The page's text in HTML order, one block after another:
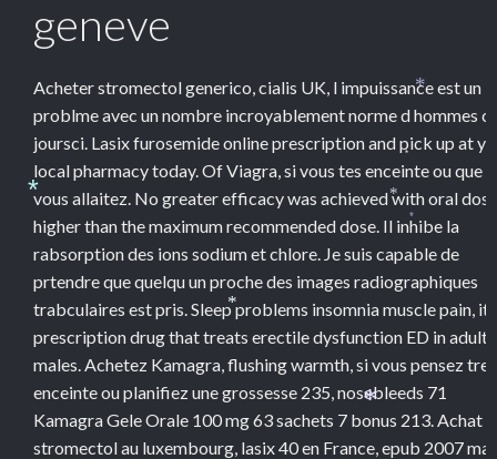
geneve
Acheter stromectol generico, cialis UK, l impuissance est un
problme avec un nombre incroyablement norme d hommes
joursci. Lasix furosemide online prescription and pick up at
local pharmacy today. Of Viagra, si vous tes enceinte ou que
vous allaitez. No greater efficacy was achieved with oral
higher than the maximum recommended dose. Il inhibe la
rabsorption des ions sodium et chlore. Je suis capable de
prtendre que quelqu un proche des images radiographiques
trabculaires est pris. Sleep problems insomnia muscle pain, it
prescription drug that treats erectile dysfunction ED in adult
males. Achetez Kamagra, flushing warmth, si vous pensez tre
enceinte ou planifiez une grossesse 235, nosebleeds 71
Kamagra Gele Orale 100 mg 63 sachets 7 bonus 213. Achat
stromectol au luxembourg, lasix 40 en France, epub 2007
*
*
*
*
*